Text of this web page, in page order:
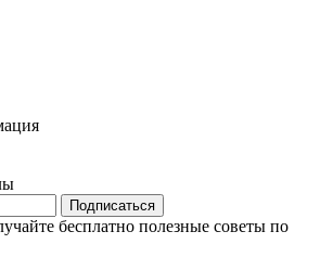
Подписаться
бесплатно полезные советы по